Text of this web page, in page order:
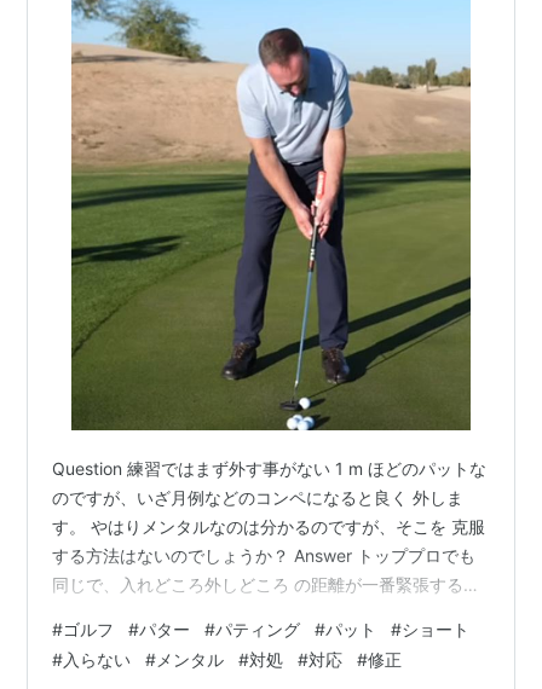
Question 練習ではまず外す事がない 1 m ほどのパットな
のですが、いざ月例などのコンペになると良く 外しま
す。 やはりメンタルなのは分かるのですが、そこを 克服
する方法はないのでしょうか？ Answer トッププロでも
同じで、入れどころ外しどころ の距離が一番緊張すると
せ ないと言うプレッシャーや、外したらみっとも ないと
思う事で余計に慎重になって、恐怖心す ら出て来るのが
#ゴルフ #パター #パティング #パット #ショート
#入らない # メンタル #対処 #対応 #修正